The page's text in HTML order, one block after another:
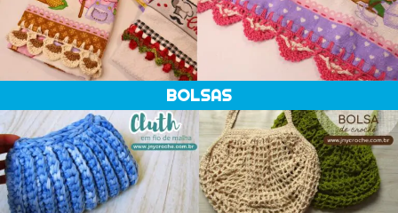
BOLSAS